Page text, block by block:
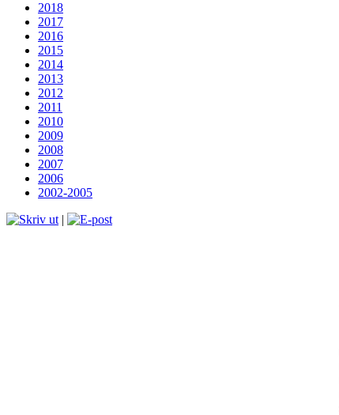
2018
2017
2016
2015
2014
2013
2012
2011
2010
2009
2008
2007
2006
2002-2005
|